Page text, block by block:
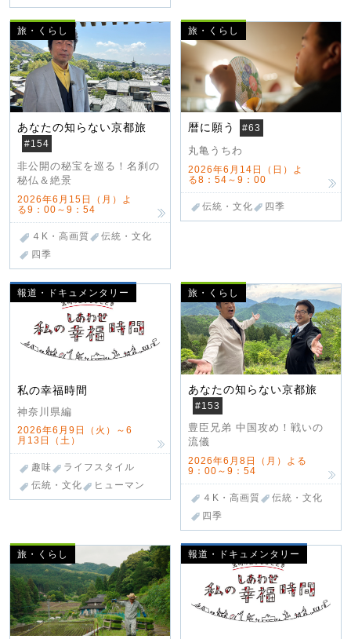
旅・くらし
あなたの知らない京都旅
#154
非公開の秘宝を巡る！名刹の
秘仏＆絶景
2026年6月15日（月）よ
る9：00～9：54
４K・高画質
伝統・文化
四季
旅・くらし
暦に願う #63
丸亀うちわ
2026年6月14日（日）よ
る8：54～9：00
伝統・文化 四季
報道・ドキュメンタリー
私の幸福時間
神奈川県編
2026年6月9日（火）～6
月13日（土）
趣味
ライフスタイル
伝統・文化
ヒューマン
旅・くらし
あなたの知らない京都旅
#153
豊臣兄弟 中国攻め！戦いの
流儀
2026年6月8日（月）よる
9：00～9：54
４K・高画質
伝統・文化
四季
旅・くらし 報道・ドキュメンタリー